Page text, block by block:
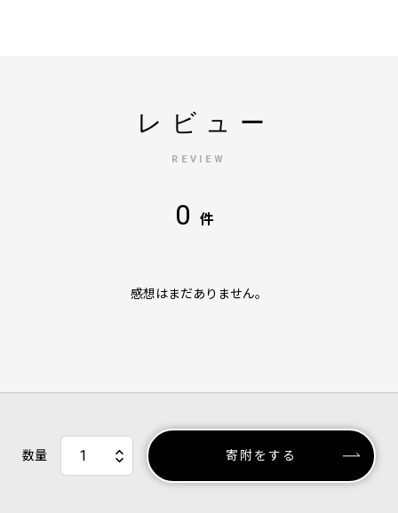
レビュー
REVIEW
0 件
感想はまだありません。
数量 寄附をする